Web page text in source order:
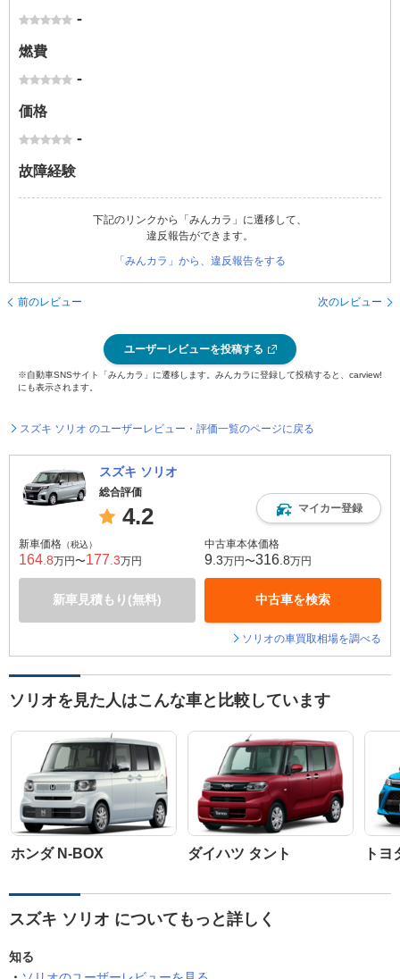
-
燃費
-
価格
-
故障経験
下記のリンクから「みんカラ」に遷移して、
違反報告ができます。
「みんカラ」から、違反報告をする
前のレビュー 次のレビュー
ユーザーレビューを投稿する
※自動車SNSサイト「みんカラ」に遷移します。みんカラに登録して投稿すると、carview!
にも表示されます。
スズキ ソリオ のユーザーレビュー・評価一覧のページに戻る
スズキ ソリオ
総合評価
4.2 マイカー登録
新車価格 （税込）
164 .8万円〜177 .3万円
新車見積もり(無料)
中古車本体価格
9 .3万円〜316 .8万円
中古車を検索
ソリオの車買取相場を調べる
ソリオを見た人はこんな車と比較しています
ホンダ N-BOX ダイハツ タント ト
スズキ ソリオ についてもっと詳しく
知る